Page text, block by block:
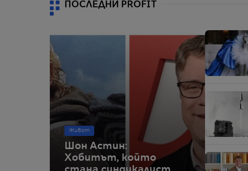
ПОСЛЕДНИ PROFIT
Живот
Шон Астин:
Хобитът, който